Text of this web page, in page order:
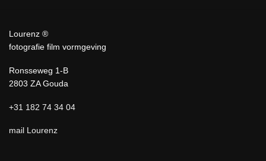
Lourenz ®
fotografie film vormgeving
Ronsseweg 1-B
2803 ZA Gouda
+31 182 74 34 04
mail Lourenz